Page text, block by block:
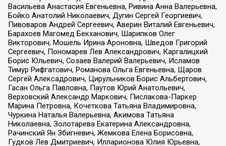
Васильева Анастасия Евгеньевна, Ривина Анна Валерьевна,
Бойко Анатолий Николаевич, Дугин Сергей Георгиевич,
Пивоваров Андрей Сергеевич, Аверин Виталий Евгеньевич,
Барахоев Магомед Бекханович, Шарипков Олег
Викторович, Мошель Ирина Ароновна, Шведов Григорий
Сергеевич, Пономарев Лев Александрович, Каргалицкий
Борис Юльевич, Созаев Валерий Валерьевич, Исламов
Тимур Рифгатович, Романова Ольга Евгеньевна, Щаров
Сергей Алексадрович, Цирульников Борис Альбертович,
Гасан Ольга Павловна, Паутов Юрий Анатольевич,
Верховский Александр Маркович, Пислакова-Паркер
Марина Петровна, Кочеткова Татьяна Владимировна,
Чуркина Наталья Валерьевна, Акимова Татьяна
Николаевна, Золотарева Екатерина Александровна,
Рачинский Ян Збигневич, Жемкова Елена Борисовна,
Гудков Лев Дмитриевич, Илларионова Юлия Юрьевна,